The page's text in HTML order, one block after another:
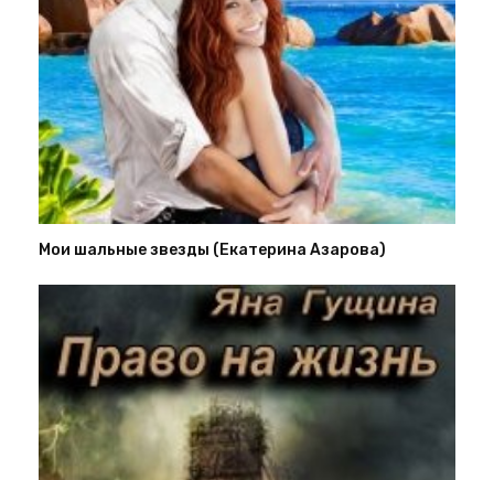
Мои шальные звезды (Екатерина Азарова)